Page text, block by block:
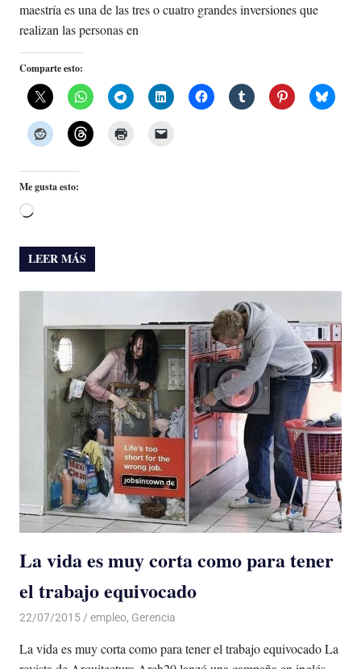
maestría es una de las tres o cuatro grandes inversiones que
realizan las personas en
Comparte esto:
Me gusta esto:
Cargando...
LEER MÁS
La vida es muy corta como para tener
el trabajo equivocado
22/07/2015 Luis Castellanos
empleo, Gerencia
La vida es muy corta como para tener el trabajo equivocado La